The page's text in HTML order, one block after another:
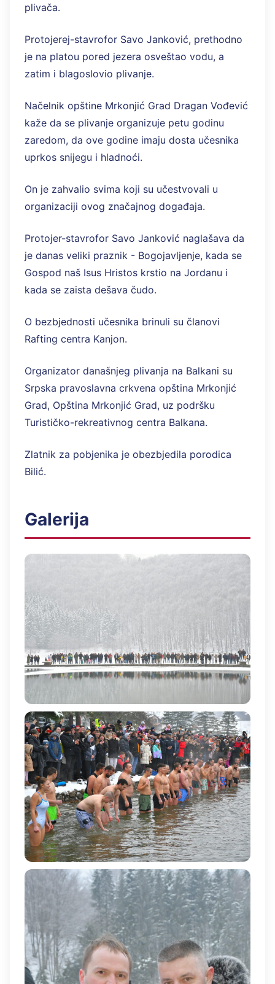
plivača.
Protojerej-stavrofor Savo Janković, prethodno
je na platou pored jezera osveštao vodu, a
zatim i blagoslovio plivanje.
Načelnik opštine Mrkonjić Grad Dragan Vođević
kaže da se plivanje organizuje petu godinu
zaredom, da ove godine imaju dosta učesnika
uprkos snijegu i hladnoći.
On je zahvalio svima koji su učestvovali u
organizaciji ovog značajnog događaja.
Protojer-stavrofor Savo Janković naglašava da
je danas veliki praznik - Bogojavljenje, kada se
Gospod naš Isus Hristos krstio na Jordanu i
kada se zaista dešava čudo.
O bezbjednosti učesnika brinuli su članovi
Rafting centra Kanjon.
Organizator današnjeg plivanja na Balkani su
Srpska pravoslavna crkvena opština Mrkonjić
Grad, Opština Mrkonjić Grad, uz podršku
Turističko-rekreativnog centra Balkana.
Zlatnik za pobjenika je obezbjedila porodica
Bilić.
Galerija